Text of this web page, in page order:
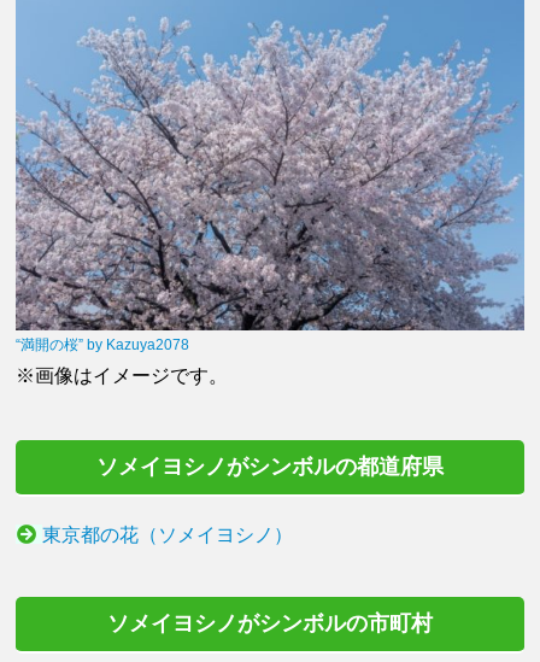
“満開の桜” by Kazuya2078
※画像はイメージです。
ソメイヨシノがシンボルの都道府県
東京都の花（ソメイヨシノ）
ソメイヨシノがシンボルの市町村